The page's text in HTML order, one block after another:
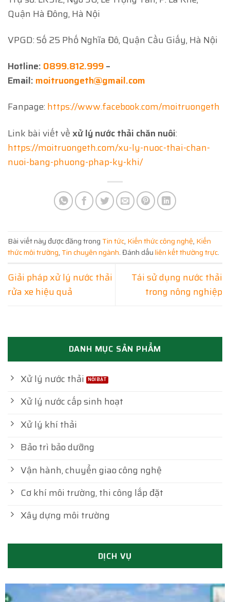
Quận Hà Đông, Hà Nội
VPGD: Số 25 Phố Nghĩa Đô, Quận Cầu Giấy, Hà Nội
Hotline: 0899.812.999–
Email: moitruongeth@gmail.com
Fanpage: https://www.facebook.com/moitruongeth
Link bài viết vềxử lý nước thải chăn nuôi:
https://moitruongeth.com/xu-ly-nuoc-thai-chan-
nuoi-bang-phuong-phap-ky-khi/
Bài viết này được đăng trong Tin tức, Kiến thức công nghệ, Kiến
thức môi trường, Tin chuyên ngành. Đánh dấuliên kết thường trực.
Giải pháp xử lý nước thải
rửa xe hiệu quả
Tái sử dụng nước thải
trong nông nghiệp
DANH MỤC SẢN PHẨM
Xử lý nước thải
Xử lý nước cấp sinh hoạt
Xử lý khí thải
Bảo trì bảo dưỡng
Vận hành, chuyển giao công nghệ
Cơ khí môi trường, thi công lắp đặt
Xây dựng môi trường
DỊCH VỤ